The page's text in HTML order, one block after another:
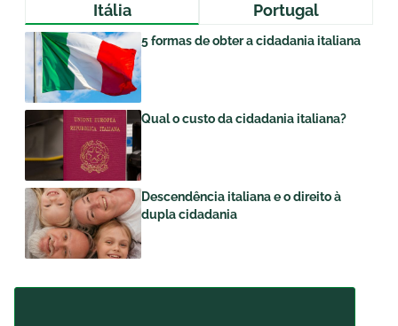
Itália
Portugal
5 formas de obter a cidadania italiana
Qual o custo da cidadania italiana?
Descendência italiana e o direito à
dupla cidadania